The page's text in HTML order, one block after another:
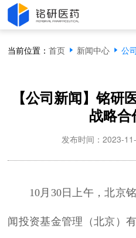
当前位置：首页 新闻中心 公
【公司新闻】铭研
战略合
发布时间：2023-
10月30日上午，北京铭
闻投资基金管理（北京）